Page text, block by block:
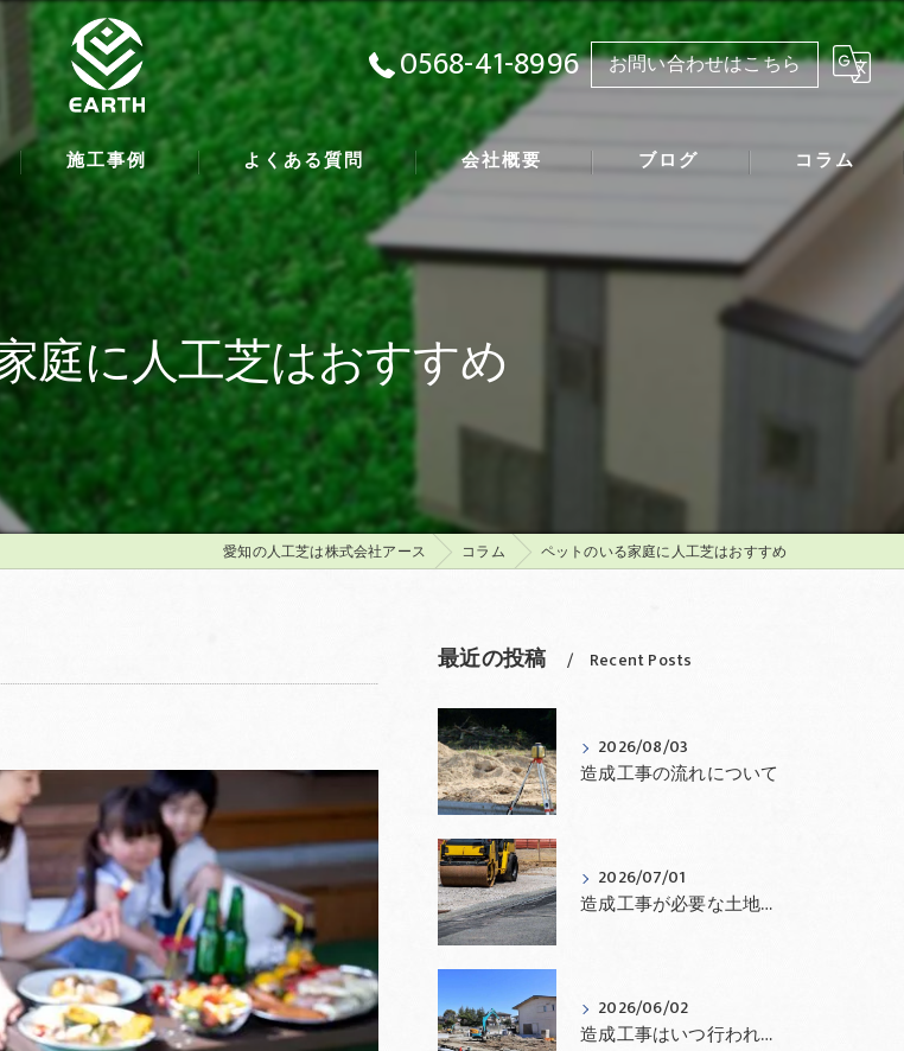
0568-41-8996 お問い合わせはこちら
施工事例 よくある質問 会社概要
漫画特集
ブログ コラム
庭に人工芝はおすすめ
愛知の人工芝は株式会社アース コラム ペットのいる家庭に人工芝はおすすめ
最近の投稿 Recent Posts
2026/08/03
造成工事の流れについて
2026/07/01
造成工事が必要な土地とは？
2026/06/02
造成工事はいつ行われる？